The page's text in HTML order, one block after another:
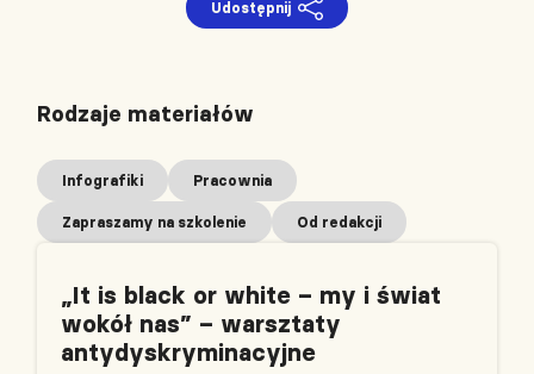
Udostępnij
„It is black or white – my i świat
wokół nas” – warsztaty
antydyskryminacyjne
Rodzaje materiałów
Infografiki Pracownia
Zapraszamy na szkolenie Od redakcji